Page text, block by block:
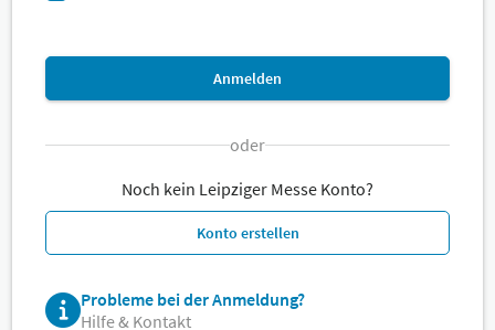
Anmelden
oder
Noch kein Leipziger Messe Konto?
Konto erstellen
Probleme bei der Anmeldung?
Hilfe & Kontakt